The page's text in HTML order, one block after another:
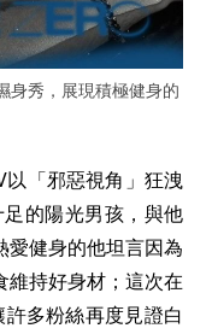
身秀，展現積極健身的
「邪惡視角」狂洩
的陽光男孩，與他
愛健身的他坦言因為
維持好身材；這次在
多粉絲再度見證白